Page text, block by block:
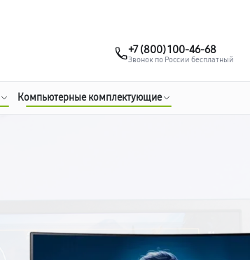
+7 (800) 100-46-68
Звонок по России бесплатный
Компьютерные комплектующие